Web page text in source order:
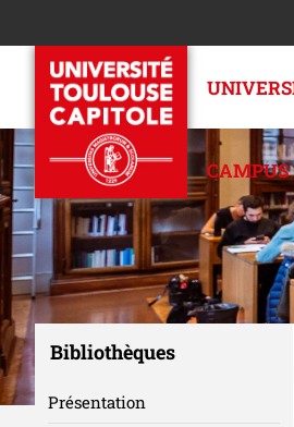
CAMPUS
Bibliothèques
Présentation